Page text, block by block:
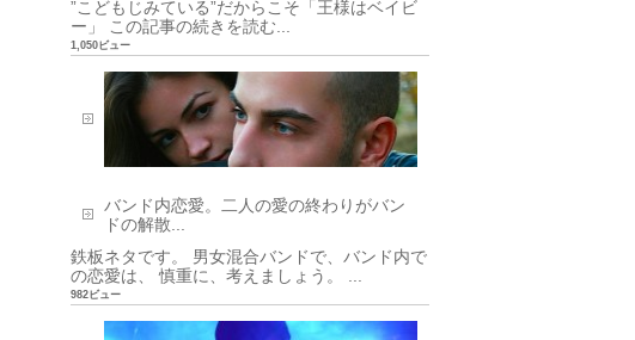
”こどもじみている”だからこそ「王様はベイビ
ー」 この記事の続きを読む...
1,050ビュー
バンド内恋愛。二人の愛の終わりがバン
ドの解散...
鉄板ネタです。 男女混合バンドで、バンド内で
の恋愛は、 慎重に、考えましょう。 ...
982ビュー